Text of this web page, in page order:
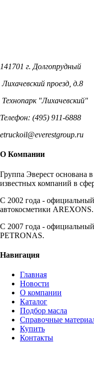
141701 г. Долгопрудный
Лихачевский проезд, д.8
Технопарк "Лихачевский"
Телефон: (495) 911-6888
etruckoil@everestgroup.ru
О Компании
Группа Эверест основана
известных компаний в
C 2002 года -
автокосметики AREXONS.
С 2007 года -
PETRONAS.
Навигация
Главная
Новости
О компании
Каталог
Подбор масла
Справочные
Купить
Контакты